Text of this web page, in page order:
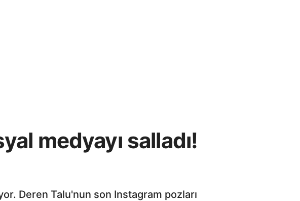
medyayı salladı!
Deren Talu'nun son Instagram pozları